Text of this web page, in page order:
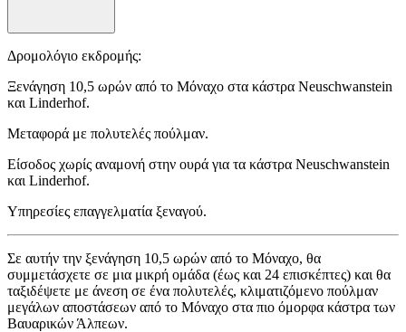
Δρομολόγιο εκδρομής:
Ξενάγηση 10,5 ωρών από το Μόναχο στα κάστρα Neuschwanstein
και Linderhof.
Μεταφορά με πολυτελές πούλμαν.
Είσοδος χωρίς αναμονή στην ουρά για τα κάστρα Neuschwanstein
και Linderhof.
Υπηρεσίες επαγγελματία ξεναγού.
Σε αυτήν την ξενάγηση 10,5 ωρών από το Μόναχο, θα
συμμετάσχετε σε μια μικρή ομάδα (έως και 24 επισκέπτες) και θα
ταξιδέψετε με άνεση σε ένα πολυτελές, κλιματιζόμενο πούλμαν
μεγάλων αποστάσεων από το Μόναχο στα πιο όμορφα κάστρα των
Βαυαρικών Άλπεων.